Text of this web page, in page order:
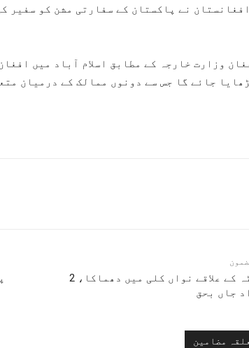
افغانستان نے پاکستان کے سفارتی مشن کو سفیر
وزارت خارجہ کے مطابق اسلام آباد میں
جائے گا جس سے دونوں ممالک کے درمیان
کوئٹہ کے علاقے نواں کلی میں دھماکا، 2
جاں بحق
مضامین